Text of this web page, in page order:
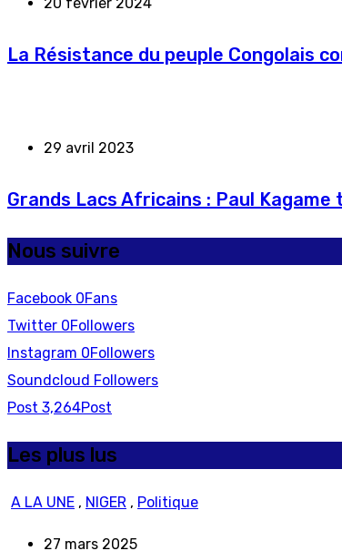
La Résistance du peuple Congolais
29 avril 2023
Grands Lacs Africains : Paul
Nous suivre
Facebook 0Fans
Twitter 0Followers
Instagram 0Followers
Soundcloud Followers
Post 3,264Post
Les plus lus
A LA UNE , NIGER , Politique
27 mars 2025